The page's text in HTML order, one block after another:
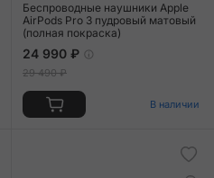
Беспроводные наушники Apple
AirPods Pro 3 пудровый матовый
(полная покраска)
24 990 ₽
29 490 ₽
В наличии